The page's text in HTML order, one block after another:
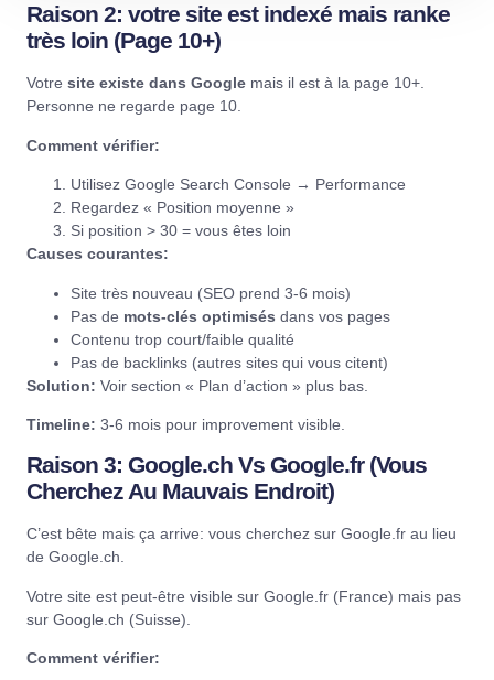
Raison 2: votre site est indexé mais rankе
très loin (Page 10+)
Votre site existe dans Google mais il est à la page 10+.
Personne ne regarde page 10.
Comment vérifier:
Utilisez Google Search Console → Performance
Regardez « Position moyenne »
Si position > 30 = vous êtes loin
Causes courantes:
Site très nouveau (SEO prend 3-6 mois)
Pas de mots-clés optimisés dans vos pages
Contenu trop court/faible qualité
Pas de backlinks (autres sites qui vous citent)
Solution: Voir section « Plan d’action » plus bas.
Timeline: 3-6 mois pour improvement visible.
Raison 3: Google.ch Vs Google.fr (Vous
Cherchez Au Mauvais Endroit)
C’est bête mais ça arrive: vous cherchez sur Google.fr au lieu
de Google.ch.
Votre site est peut-être visible sur Google.fr (France) mais pas
sur Google.ch (Suisse).
Comment vérifier: